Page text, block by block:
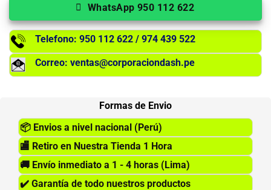
WhatsApp 950 112 622
Telefono: 950 112 622 / 974 439 522
Correo: ventas@corporaciondash.pe
Formas de Envio
📦 Envios a nivel nacional (Perú)
🏬 Retiro en Nuestra Tienda 1 Hora
🚚 Envío inmediato a 1 - 4 horas (Lima)
✔️ Garantía de todo nuestros productos